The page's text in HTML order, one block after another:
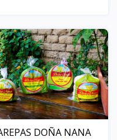
Vista
DOÑA NANA